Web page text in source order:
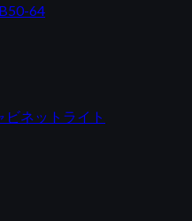
ビネットライト